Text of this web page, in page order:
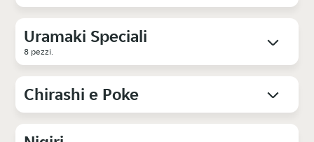
Uramaki Speciali
8 pezzi.
Chirashi e Poke